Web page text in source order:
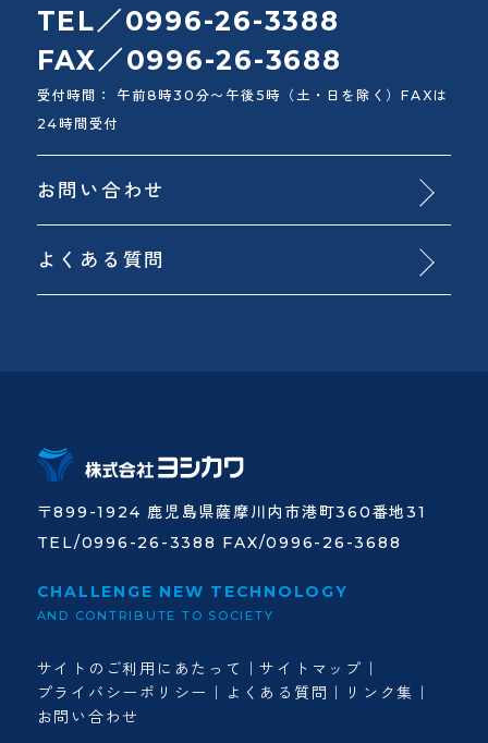
TEL／0996-26-3388
FAX／0996-26-3688
受付時間： 午前8時30分〜午後5時（土・日を除く）FAXは
24時間受付
お問い合わせ
よくある質問
〒899-1924 鹿児島県薩摩川内市港町360番地31
TEL/0996-26-3388 FAX/0996-26-3688
CHALLENGE NEW TECHNOLOGY
AND CONTRIBUTE TO SOCIETY
サイトのご利用にあたって
サイトマップ
プライバシーポリシー
よくある質問
リンク集
お問い合わせ